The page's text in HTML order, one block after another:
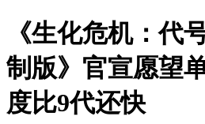
《生化危机：代
制版》官宣愿望
度比9代还快